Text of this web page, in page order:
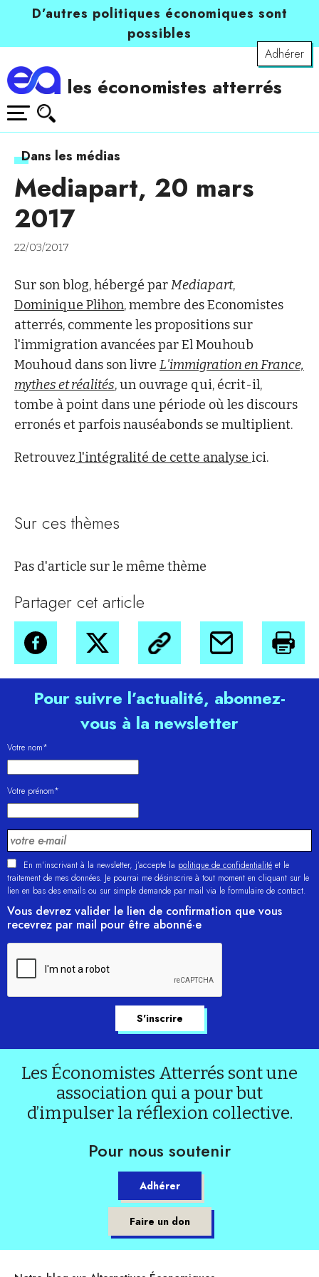
D’autres politiques économiques sont
possibles
Adhérer
les économistes atterrés
Dans les médias
Mediapart, 20 mars
2017
22/03/2017
Sur son blog, hébergé parMediapart,
Dominique Plihon, membre des Economistes
atterrés, commente les propositions sur
l'immigration avancées par El Mouhoub
Mouhoud dans son livre L'immigration en France,
mythes et réalités, un ouvrage qui, écrit-il,
tombe à point dans une période où les discours
erronés et parfois nauséabonds se multiplient.
Retrouvez l'intégralité de cette analyse ici.
Sur ces thèmes
Pas d'article sur le même thème
Partager cet article
Pour suivre l’actualité, abonnez-
vous à la newsletter
Votre nom*
Votre prénom*
En m'inscrivant à la newsletter, j’accepte la politique de confidentialité et le
traitement de mes données. Je pourrai me désinscrire à tout moment en cliquant sur le
lien en bas des emails ou sur simple demande par mail via le formulaire de contact.
Vous devrez valider le lien de confirmation que vous
recevrez par mail pour être abonné·e
Les Économistes Atterrés sont une
association qui a pour but
d’impulser la réflexion collective.
Pour nous soutenir
Adhérer
Faire un don